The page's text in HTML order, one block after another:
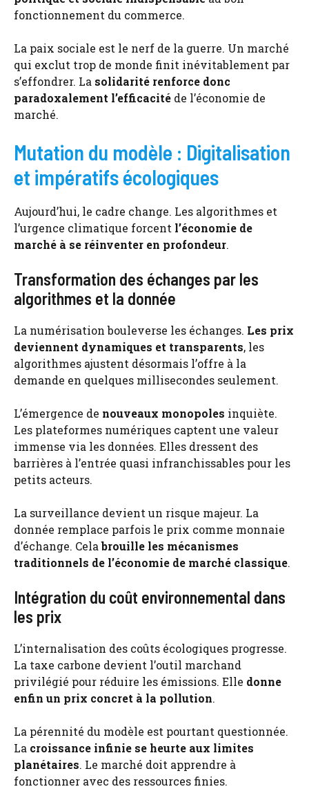
fonctionnement du commerce.
La paix sociale est le nerf de la guerre. Un marché
qui exclut trop de monde finit inévitablement par
s’effondrer. La solidarité renforce donc
paradoxalement l’efficacité de l’économie de
marché.
Mutation du modèle : Digitalisation
et impératifs écologiques
Aujourd’hui, le cadre change. Les algorithmes et
l’urgence climatique forcent l’économie de
marché à se réinventer en profondeur.
Transformation des échanges par les
algorithmes et la donnée
La numérisation bouleverse les échanges. Les prix
deviennent dynamiques et transparents, les
algorithmes ajustent désormais l’offre à la
demande en quelques millisecondes seulement.
L’émergence de nouveaux monopoles inquiète.
Les plateformes numériques captent une valeur
immense via les données. Elles dressent des
barrières à l’entrée quasi infranchissables pour les
petits acteurs.
La surveillance devient un risque majeur. La
donnée remplace parfois le prix comme monnaie
d’échange. Celabrouille les mécanismes
traditionnels de l’économie de marché classique.
Intégration du coût environnemental dans
les prix
L’internalisation des coûts écologiques progresse.
La taxe carbone devient l’outil marchand
privilégié pour réduire les émissions. Elle donne
enfin un prix concret à la pollution.
La pérennité du modèle est pourtant questionnée.
La croissance infinie se heurte aux limites
planétaires. Le marché doit apprendre à
fonctionner avec des ressources finies.